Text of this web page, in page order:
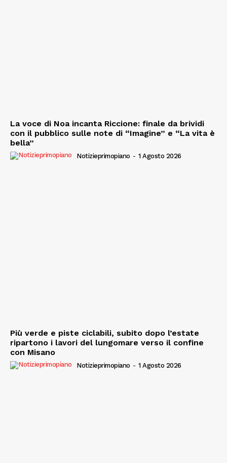
La voce di Noa incanta Riccione: finale da brividi
con il pubblico sulle note di “Imagine” e “La vita è
bella”
Notizieprimopiano - 1 Agosto 2026
Più verde e piste ciclabili, subito dopo l’estate
ripartono i lavori del lungomare verso il confine
con Misano
Notizieprimopiano - 1 Agosto 2026